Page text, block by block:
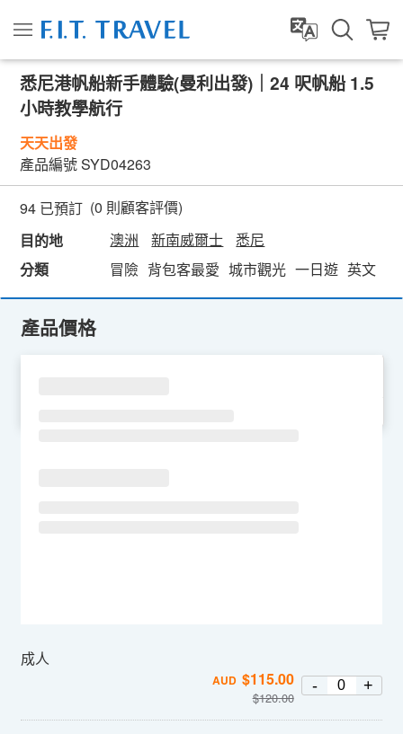
悉尼港帆船新手體驗(曼利出發)｜24 呎帆船 1.5
小時教學航行
天天出發
產品編號SYD04263
94 已預訂 (0 則顧客評價)
目的地
澳洲 新南威爾士
悉尼
分類
冒險 背包客最愛 城市觀光 一日遊 英文
產品價格
成人
AUD $115.00
$120.00
- +